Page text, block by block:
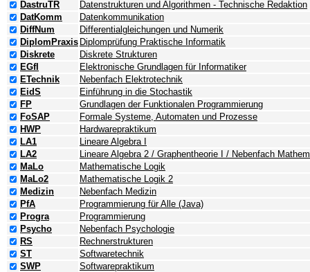
DastruTR
Datenstrukturen und Algorithmen - Technische Redaktion
DatKomm
Datenkommunikation
DiffNum
Differentialgleichungen und Numerik
DiplomPraxis Diplomprüfung Praktische Informatik
Diskrete
Diskrete Strukturen
EGfI
Elektronische Grundlagen für Informatiker
ETechnik
Nebenfach Elektrotechnik
EidS
Einführung in die Stochastik
FP
Grundlagen der Funktionalen Programmierung
FoSAP
Formale Systeme, Automaten und Prozesse
HWP
Hardwarepraktikum
LA1
Lineare Algebra I
LA2
Lineare Algebra 2 / Graphentheorie I / Nebenfach
MaLo
Mathematische Logik
MaLo2
Mathematische Logik 2
Medizin
Nebenfach Medizin
PfA
Programmierung für Alle (Java)
Progra
Programmierung
Psycho
Nebenfach Psychologie
RS
Rechnerstrukturen
ST
Softwaretechnik
SWP
Softwarepraktikum